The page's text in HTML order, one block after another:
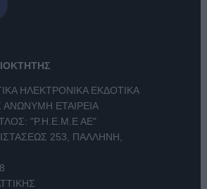
ΗΛΕΚΤΡΟΝΙΚΑ ΕΚΔΟΤΙΚΑ
ΕΤΑΙΡΕΙΑ
"Ρ.Η.Ε.Μ.Ε ΑΕ"
253, ΠΑΛΛΗΝΗ,